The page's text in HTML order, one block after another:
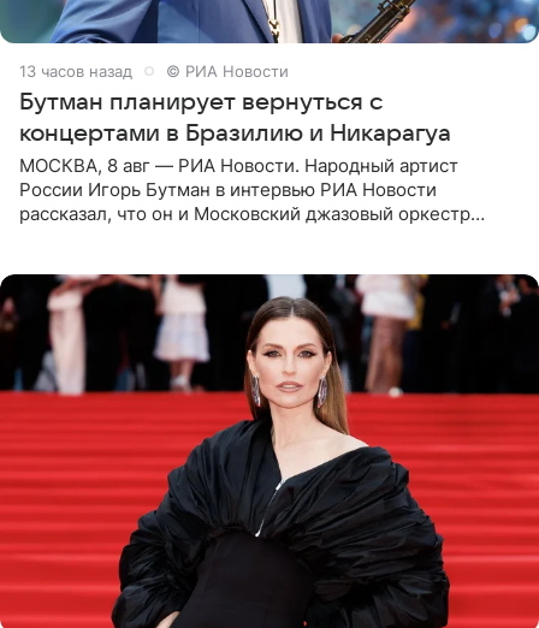
13 часов назад © РИА Новости
Бутман планирует вернуться с
концертами в Бразилию и Никарагуа
МОСКВА, 8 авг — РИА Новости. Народный артист
России Игорь Бутман в интервью РИА Новости
рассказал, что он и Московский джазовый оркестр